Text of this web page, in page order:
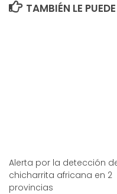
TAMBIÉN LE
Alerta por la detección
chicharrita africana en 2
provincias